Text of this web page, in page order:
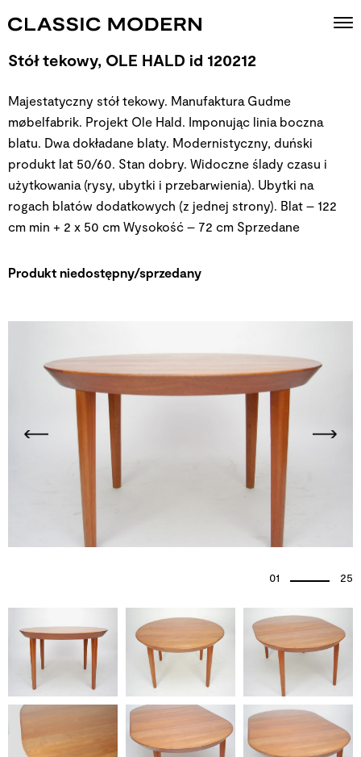
01 25
Stół tekowy, OLE HALD id 120212
Majestatyczny stół tekowy. Manufaktura Gudme
møbelfabrik. Projekt Ole Hald. Imponując linia boczna
blatu. Dwa dokładane blaty. Modernistyczny, duński
produkt lat 50/60. Stan dobry. Widoczne ślady czasu i
użytkowania (rysy, ubytki i przebarwienia). Ubytki na
rogach blatów dodatkowych (z jednej strony). Blat – 122
cm min + 2 x 50 cm Wysokość – 72 cm Sprzedane
Produkt niedostępny/sprzedany